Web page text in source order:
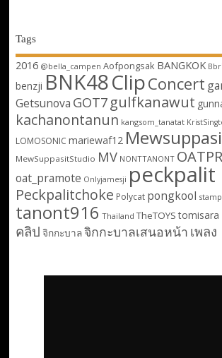
Tags
2016 @bella_campen Aofpongsak BANGKOK
benzji BNK48ClipConcert
Getsunova GOT7 gulfkanawut
kachanontanun kangsom_tanatat
LOMOSONIC mariewaf12
MewSuppasitStudio MV NONTTANONT
oat_pramote Onlyjamesji peckpalit
Peckpalitchoke Polycat pongkool
tanont916 Thailand TheTOYS tomisara
คลิป จิกกะบาลจิกกะบาลเสนอหน้า เพลง